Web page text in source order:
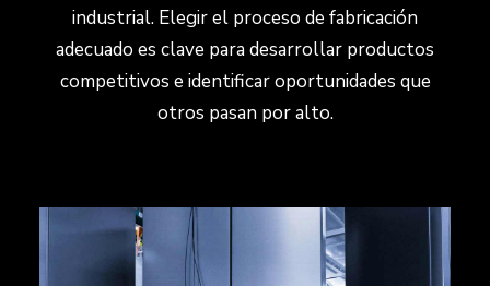
industrial. Elegir el proceso de fabricación
adecuado es clave para desarrollar productos
competitivos e identificar oportunidades que
otros pasan por alto.